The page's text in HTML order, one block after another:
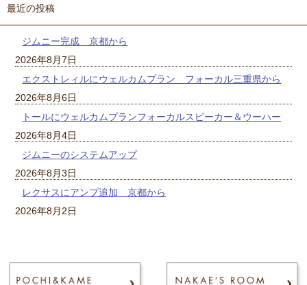
最近の投稿
ジムニー完成 京都から
2026年8月7日
エクストレィルにウェルカムプラン フォーカル三重県から
2026年8月6日
トールにウェルカムプランフォーカルスピーカー＆ウーハー
2026年8月4日
ジムニーのシステムアップ
2026年8月3日
レクサスにアンプ追加 京都から
2026年8月2日